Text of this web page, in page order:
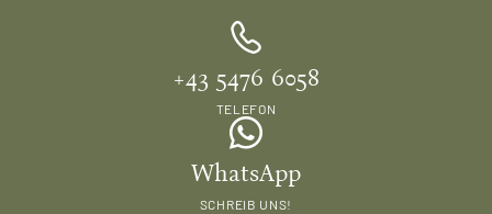
+43 5476 6058
TELEFON
WhatsApp
SCHREIB UNS!